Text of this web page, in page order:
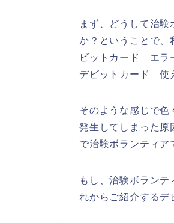
まず、どうして治
か？ということで、
ビットカード エラ
デビットカード 使
そのような感じで色
発生してしまった原
で治験ボランティア
もし、治験ボラン
れからご紹介するデ